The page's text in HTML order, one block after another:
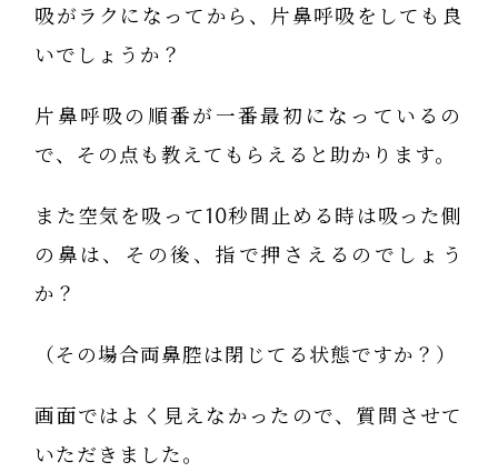
吸がラクになってから、片鼻呼吸をしても良
いでしょうか？
片鼻呼吸の順番が一番最初になっているの
で、その点も教えてもらえると助かります。
また空気を吸って10秒間止める時は吸った側
の鼻は、その後、指で押さえるのでしょう
か？
（その場合両鼻腔は閉じてる状態ですか？）
画面ではよく見えなかったので、質問させて
いただきました。